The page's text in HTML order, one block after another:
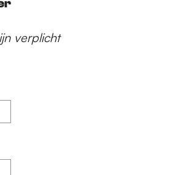
verplicht